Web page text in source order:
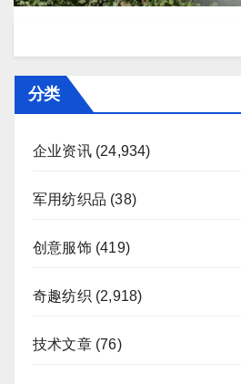
分类
企业资讯(24,934)
军用纺织品 (38)
创意服饰(419)
奇趣纺织 (2,918)
技术文章(76)